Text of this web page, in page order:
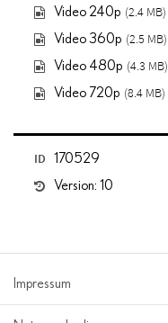
Video 240p (2.4 MB)
Video 360p (2.5 MB)
Video 480p (4.3 MB)
Video 720p (8.4 MB)
ID
170529
Version: 10
Impressum